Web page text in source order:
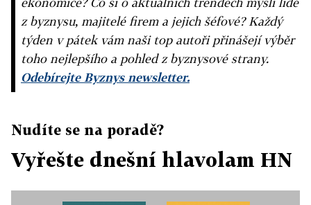
z byznysu, majitelé firem a jejich šéfové? Každý
týden v pátek vám naši top autoři přinášejí výběr
toho nejlepšího a pohled z byznysové strany.
Odebírejte Byznys newsletter.
Nudíte se na poradě?
Vyřešte dnešní hlavolam HN